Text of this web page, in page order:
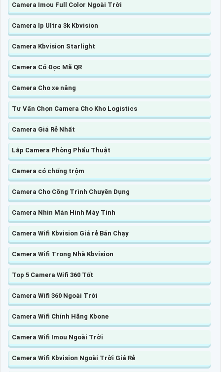
Camera Imou Full Color Ngoài Trời
Camera Ip Ultra 3k Kbvision
Camera Kbvision Starlight
Camera Có Đọc Mã QR
Camera Cho xe nâng
Tư Vấn Chọn Camera Cho Kho Logistics
Camera Giá Rẻ Nhất
Lắp Camera Phòng Phẩu Thuật
Camera có chống trộm
Camera Cho Công Trình Chuyên Dụng
Camera Nhìn Màn Hình Máy Tính
Camera Wifi Kbvision Giá rẻ Bán Chạy
Camera Wifi Trong Nhà Kbvision
Top 5 Camera Wifi 360 Tốt
Camera Wifi 360 Ngoài Trời
Camera Wifi Chính Hãng Kbone
Camera Wifi Imou Ngoài Trời
Camera Wifi Kbvision Ngoài Trời Giá Rẻ